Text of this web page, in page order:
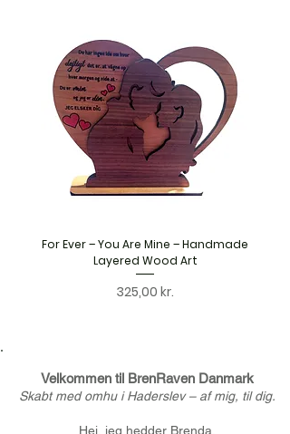
For Ever – You Are Mine – Handmade
Layered Wood Art
Pris
325,00 kr.
Velkommen til BrenRaven Danmark
Skabt med omhu i Haderslev – af mig, til dig.
Hej, jeg hedder Brenda.